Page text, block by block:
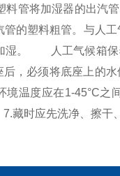
管将加湿器的出汽
的塑料粗管。与人
。
人工气候箱保
必须将底座上的水
温度应在1-45°C之
时应先洗净、擦干、